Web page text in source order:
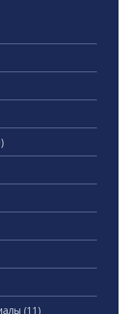
(11)